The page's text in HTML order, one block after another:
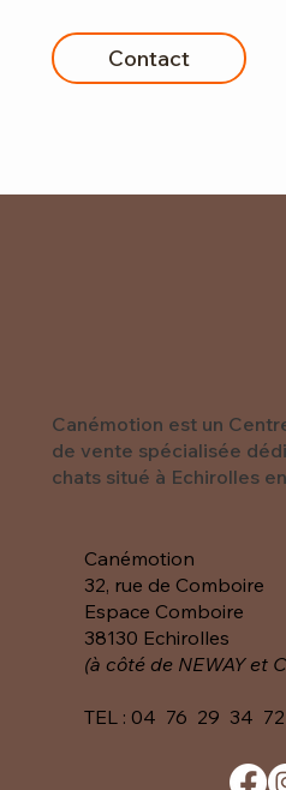
Contact
Canémotion est un
de vente spécialisée
chats situé à Echirolles
Canémotion
32, rue de Comboire
Espace Comboire
38130 Echirolles
(à côté de NEWAY et
TEL : 04 76 29 34 72